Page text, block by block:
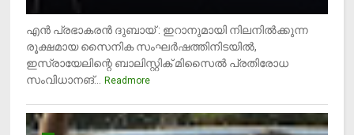
എന്‍ പ്രഭാകരന്‍ ദുബായ് : ഇറാനുമായി നിലനില്‍ക്കുന്ന
രൂക്ഷമായ സൈനിക സംഘര്‍ഷത്തിനിടയില്‍,
ഇസ്രായേലിന്റെ ബാലിസ്റ്റിക് മിസൈല്‍ പ്രതിരോധ
സംവിധാനങ്...
Readmore